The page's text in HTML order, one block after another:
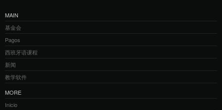
MAIN
基金会
Pagos
西班牙语课程
新闻
教学软件
MORE
Inicio